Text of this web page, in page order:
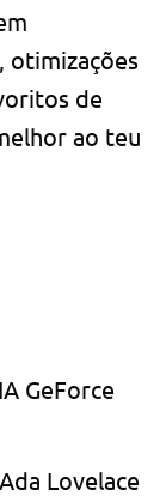
otimizações
de
ao teu
GeForce
Lovelace